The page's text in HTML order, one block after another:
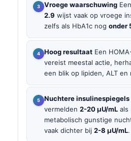
Vroege waarschuwing
2.9 wijst vaak op vroege
zelfs als HbA1c nog onder
Hoog resultaat Een
vereist meestal actie,
een blik op lipiden, ALT en
Nuchtere insulinespiegels
vermelden 2-20 µU/mL als
metabolisch gunstige
vaak dichter bij 2-8 µU/mL.